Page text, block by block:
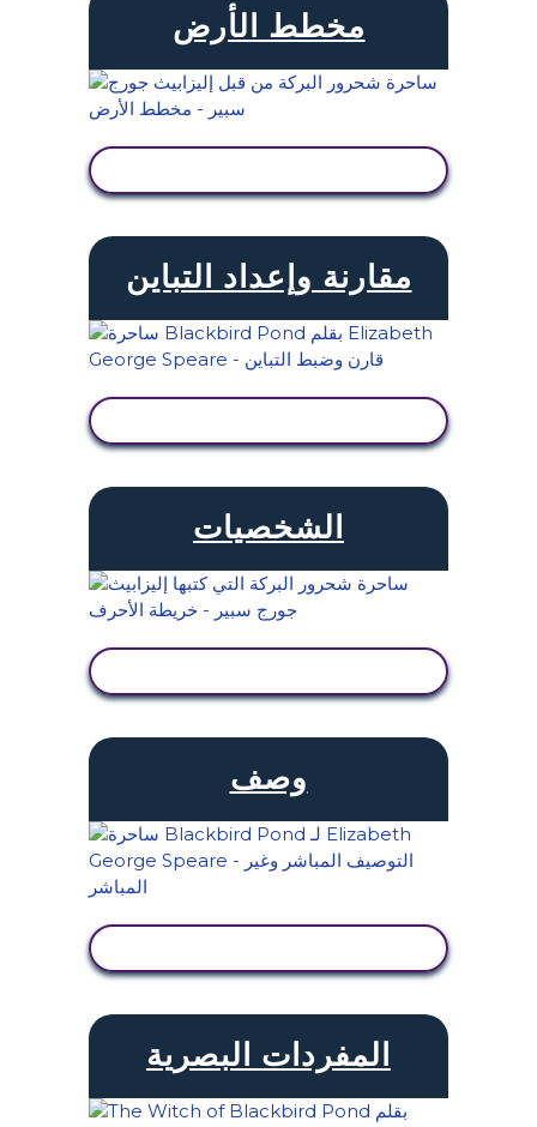
مخطط الأرض
مقارنة وإعداد التباين
الشخصيات
وصف
المفردات البصرية